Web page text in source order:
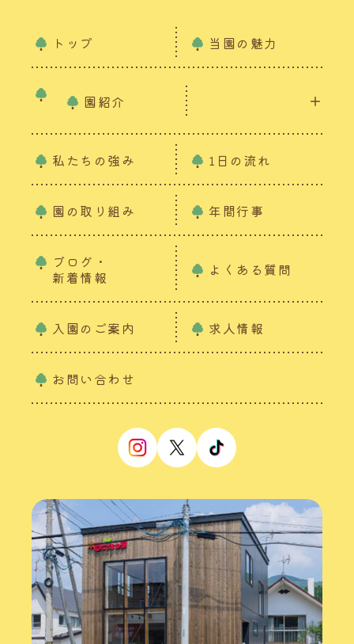
トップ 当園の魅力
園紹介
私たちの強み 1日の流れ
園の取り組み 年間行事
ブログ・
新着情報
よくある質問
入園のご案内 求人情報
お問い合わせ